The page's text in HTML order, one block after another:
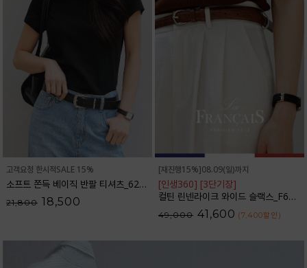
고객요청 한시적SALE 15%
소프트 쫀득 베이직 반팔 티셔츠_62TS2066
21,800 18,500
[재진행15%]08.09(일)까지
[인생360] [3단기장]
컬틴 린넨라이크 와이드 슬랙스_F6S349SL
49,000 41,600 (7,400할인 )